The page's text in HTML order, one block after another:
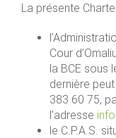
La présente
Cour
la BCE sous
dernière
383 60 75,
l’adresse
le C.P.A.S.